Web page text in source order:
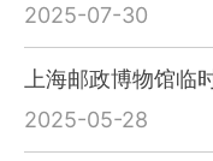
2025-07-30
上海邮政博物馆临
2025-05-28